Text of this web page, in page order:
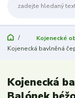
Kojenecké
Kojenecká bavlněná
Kojenecká